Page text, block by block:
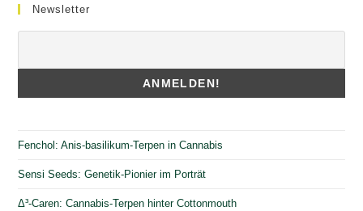
Newsletter
Fenchol: Anis-basilikum-Terpen in Cannabis
Sensi Seeds: Genetik-Pionier im Porträt
Δ³-Caren: Cannabis-Terpen hinter Cottonmouth